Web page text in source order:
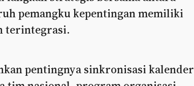
pemangku kepentingan memiliki
terintegrasi.
pentingnya sinkronisasi kalender